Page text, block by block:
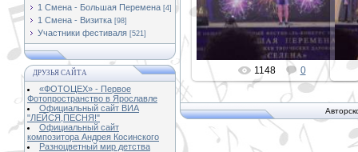
1 Смена - Большая Перемена [4]
1 Смена - Визитка [98]
Участники фестиваля [521]
ДРУЗЬЯ САЙТА
«ФОТОЦЕХ» - Первое
Фотопространство в Ярославле
Официальный сайт ВИА
"ЛЕЙСЯ,ПЕСНЯ!"
Официальный сайт
композитора Андрея Косинского
Разноцветный мир детства
PETER
1148 0